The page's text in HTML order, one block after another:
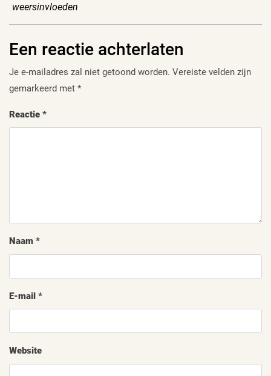
weersinvloeden
Een reactie achterlaten
Je e-mailadres zal niet getoond worden. Vereiste velden zijn
gemarkeerd met *
Reactie *
Naam *
E-mail *
Website